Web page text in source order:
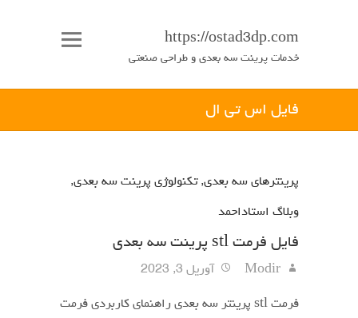
https://ostad3dp.com
خدمات پرینت سه بعدی و طراحی صنعتی
فایل اس تی ال
پرینترهای سه بعدی,تکنولوژی پرینت سه بعدی,
وبلاگ استاداحمد
فایل فرمت stl پرینت سه بعدی
آوریل 3, 2023
فرمت stl پرینتر سه بعدی راهنمای کاربردی فرمت